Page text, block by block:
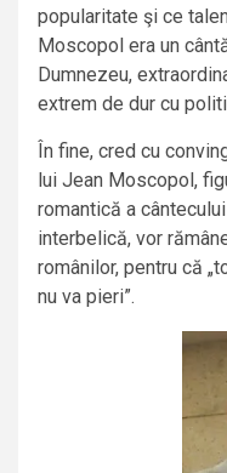
popularitate şi ce
Moscopol era un
Dumnezeu,
extrem de dur cu
În fine, cred cu
lui Jean Moscopol,
romantică a
interbelică, vor
românilor, pentru că
nu va pieri”.